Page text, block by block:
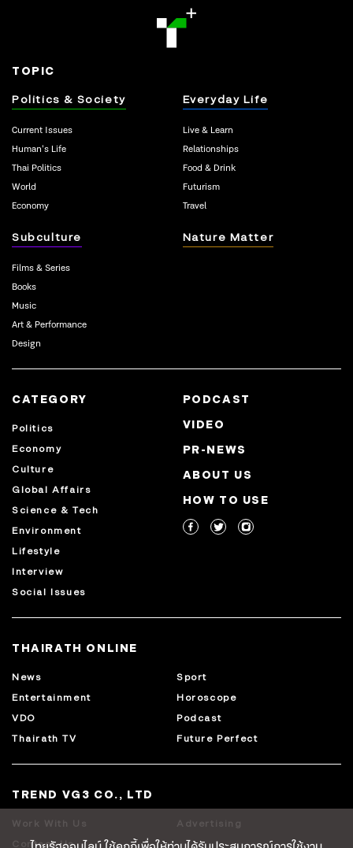
TOPIC
Politics & Society
Current Issues
Human’s Life
Thai Politics
World
Economy
Everyday Life
Live & Learn
Relationships
Food & Drink
Futurism
Travel
Subculture
Films & Series
Books
Music
Art & Performance
Design
Nature Matter
CATEGORY
Politics
Economy
Culture
Global Affairs
Science & Tech
Environment
Lifestyle
Interview
Social Issues
PODCAST
VIDEO
PR-NEWS
ABOUT US
HOW TO USE
THAIRATH ONLINE
News
Sport
Entertainment
Horoscope
VDO
Podcast
Thairath TV
Future Perfect
TREND VG3 CO., LTD
Work With Us
Advertising
Contact Us